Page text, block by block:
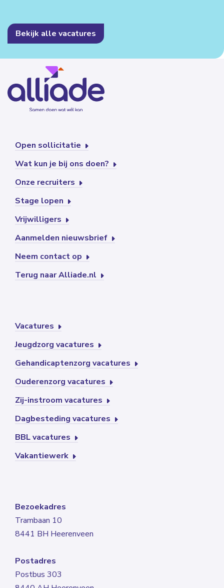
Bekijk alle vacatures
Open sollicitatie
Wat kun je bij ons doen?
Onze recruiters
Stage lopen
Vrijwilligers
Aanmelden nieuwsbrief
Neem contact op
Terug naar Alliade.nl
Vacatures
Jeugdzorg vacatures
Gehandicaptenzorg vacatures
Ouderenzorg vacatures
Zij-instroom vacatures
Dagbesteding vacatures
BBL vacatures
Vakantiewerk
Bezoekadres
Trambaan 10
8441 BH Heerenveen
Postadres
Postbus 303